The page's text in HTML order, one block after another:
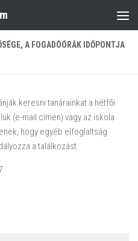
A FOGADÓÓRÁK IDŐPONTJA
keresni tanárainkat a hétfői
(e-mail címen) vagy az iskola
hogy egyéb elfoglaltság
a találkozást.